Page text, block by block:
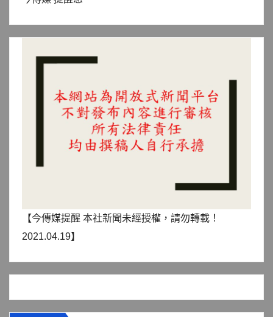
【今傳媒提醒 本社新聞未經授權，請勿轉載！
2021.04.19】